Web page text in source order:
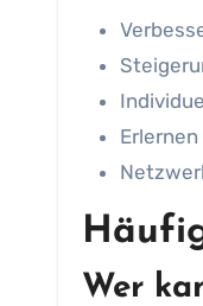
Wer